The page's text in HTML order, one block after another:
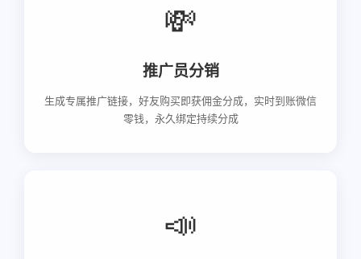
💸
推广员分销
生成专属推广链接，好友购买即获佣金分成，实时到账微信
零钱，永久绑定持续分成
📣